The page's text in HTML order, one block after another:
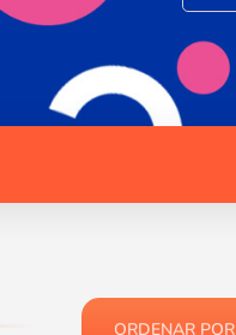
ORDENAR POR